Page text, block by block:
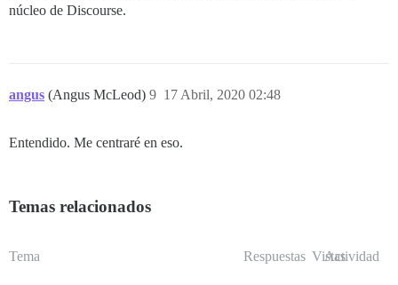
núcleo de Discourse.
angus (Angus McLeod) 17 Abril, 2020 02:48
9
Entendido. Me centraré en eso.
Temas relacionados
Tema Respuestas Vistas
Actividad